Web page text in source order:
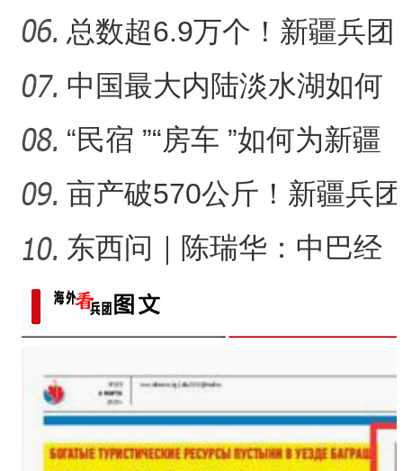
喀
代农业提档升级？
总数超6.9万个！新疆兵团
古稀老人为何痴迷字谜创
作
中国最大内陆淡水湖如何
做到“渔旅融合”的?
“民宿 ”“房车 ”如何为新疆
文旅高质量发展增添
亩产破570公斤！新疆兵团
万亩盐碱地当年治理当年
高
东西问｜陈瑞华：中巴经
济走廊如何体现“共商共建